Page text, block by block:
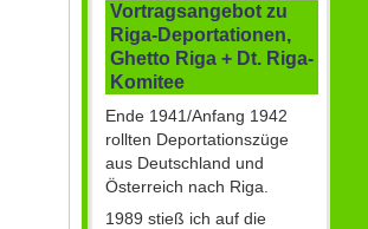
Vortragsangebot zu
Riga-Deportationen,
Ghetto Riga + Dt. Riga-
Komitee
Ende 1941/Anfang 1942
rollten Deportationszüge
aus Deutschland und
Österreich nach Riga.
1989 stieß ich auf die